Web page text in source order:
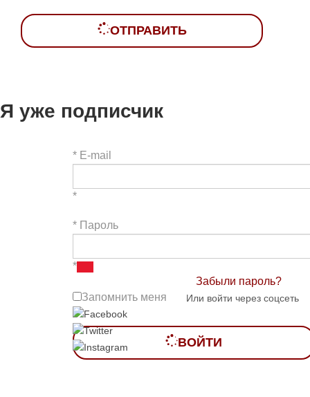
ОТПРАВИТЬ
Я уже подписчик
* E-mail
*
* Пароль
*
Запомнить меня
ВОЙТИ
Забыли пароль?
Или войти через соцсеть